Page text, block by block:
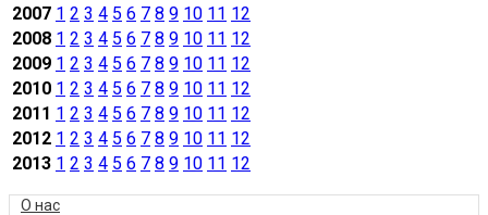
2007 1 2 3 4 5 6 7 8 9 10 11 12
2008 1 2 3 4 5 6 7 8 9 10 11 12
2009 1 2 3 4 5 6 7 8 9 10 11 12
2010 1 2 3 4 5 6 7 8 9 10 11 12
2011 1 2 3 4 5 6 7 8 9 10 11 12
2012 1 2 3 4 5 6 7 8 9 10 11 12
2013 1 2 3 4 5 6 7 8 9 10 11 12
О нас